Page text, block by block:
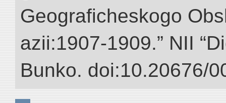
Geograficheskogo
azii:1907-1909.” NII
Bunko. doi:10.20676/